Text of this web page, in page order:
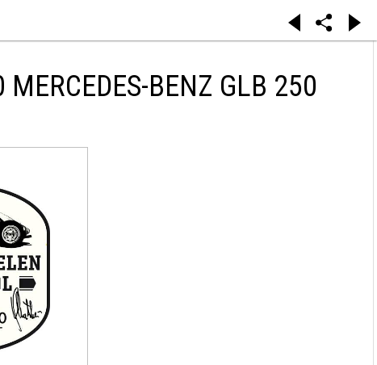
MERCEDES-BENZ GLB 250